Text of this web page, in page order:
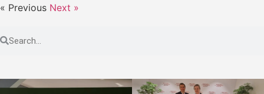
« Previous Next »